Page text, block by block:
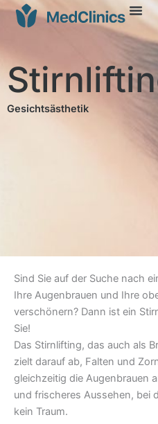
Gesichtsästhetik
Sind Sie auf der Suche nach
Ihre Augenbrauen und Ihre
verschönern? Dann ist ein
Sie!
Das Stirnlifting, das auch als
zielt darauf ab, Falten und
gleichzeitig die Augenbrauen
und frischeres Aussehen, bei
kein Traum.